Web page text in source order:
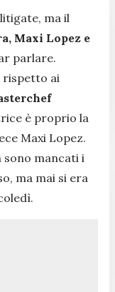
ma il
Maxi Lopez e
parlare.
rispetto ai
è proprio la
Maxi Lopez.
mancati i
ma mai si era